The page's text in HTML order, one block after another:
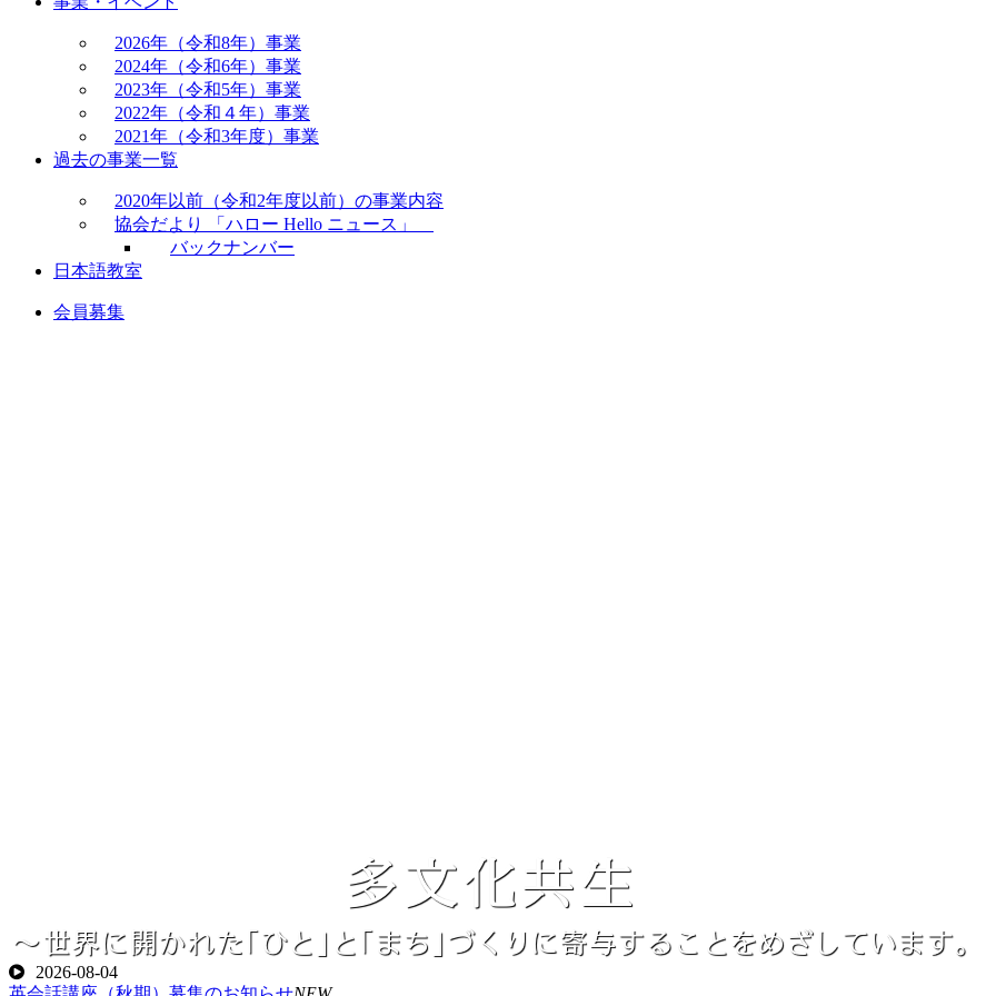
2026年（令和8年）事業
2024年（令和6年）事業
2023年（令和5年）事業
2022年（令和４年）事業
2021年（令和3年度）事業
過去の事業一覧
2020年以前（令和2年度以前）の事業内容
協会だより 「ハロー Hello ニュース」
バックナンバー
日本語教室
会員募集
多文化共生
～世界に開かれた「ひと」と「まち」づくりに寄与することをめざしています。
2026-08-04